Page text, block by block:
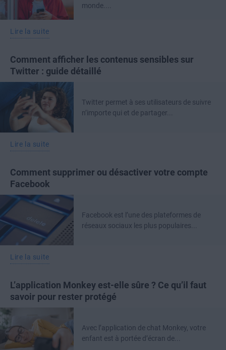
monde....
Lire la suite
Comment afficher les contenus sensibles sur
Twitter : guide détaillé
Twitter permet à ses utilisateurs de suivre
n’importe qui et de partager...
Lire la suite
Comment supprimer ou désactiver votre compte
Facebook
Facebook est l’une des plateformes de
réseaux sociaux les plus populaires...
Lire la suite
L’application Monkey est-elle sûre ? Ce qu’il faut
savoir pour rester protégé
Avec l’application de chat Monkey, votre
enfant est à portée d’écran de...